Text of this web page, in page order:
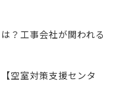
？工事会社が関われる
空室対策支援センタ